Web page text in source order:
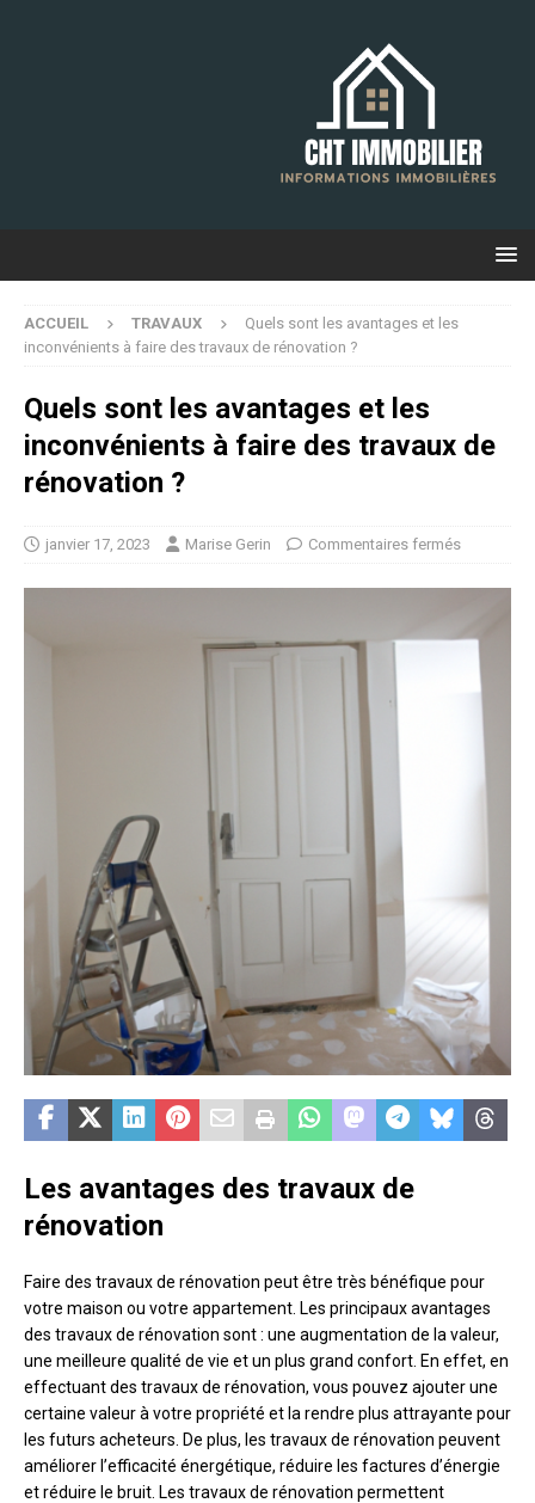
ACCUEIL TRAVAUX
Quels sont les avantages et les
inconvénients à faire des travaux de rénovation ?
Quels sont les avantages et les
inconvénients à faire des travaux de
rénovation ?
janvier 17, 2023 Marise Gerin Commentaires fermés
Les avantages des travaux de
rénovation
Faire des travaux de rénovation peut être très bénéfique pour
votre maison ou votre appartement. Les principaux avantages
des travaux de rénovation sont : une augmentation de la valeur,
une meilleure qualité de vie et un plus grand confort. En effet, en
effectuant des travaux de rénovation, vous pouvez ajouter une
certaine valeur à votre propriété et la rendre plus attrayante pour
les futurs acheteurs. De plus, les travaux de rénovation peuvent
améliorer l’efficacité énergétique, réduire les factures d’énergie
et réduire le bruit. Les travaux de rénovation permettent